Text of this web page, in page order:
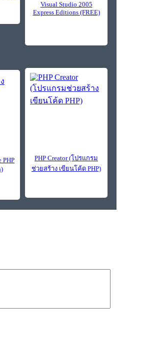
Visual Studio 2005
Express Editions (FREE)
PHP
PHP Creator (โปรแกรม
ช่วยสร้าง เขียนโค้ด PHP)